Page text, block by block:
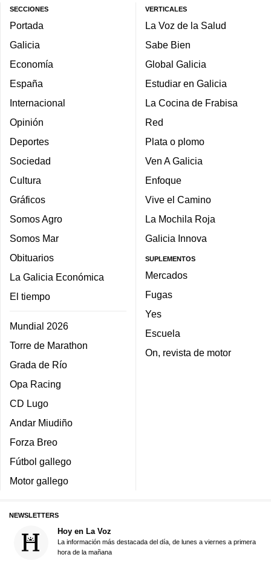
SECCIONES
Portada
Galicia
Economía
España
Internacional
Opinión
Deportes
Sociedad
Cultura
Gráficos
Somos Agro
Somos Mar
Obituarios
La Galicia Económica
El tiempo
Mundial 2026
Torre de Marathon
Grada de Río
Opa Racing
CD Lugo
Andar Miudiño
Forza Breo
Fútbol gallego
Motor gallego
VERTICALES
La Voz de la Salud
Sabe Bien
Global Galicia
Estudiar en Galicia
La Cocina de Frabisa
Red
Plata o plomo
Ven A Galicia
Enfoque
Vive el Camino
La Mochila Roja
Galicia Innova
SUPLEMENTOS
Mercados
Fugas
Yes
Escuela
On, revista de motor
NEWSLETTERS
Hoy en La Voz
La información más destacada del día, de lunes a viernes a primera
hora de la mañana